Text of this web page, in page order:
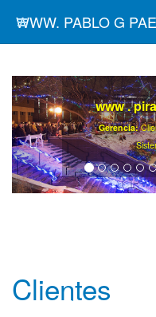
WWW. PABLO G
www .
Gerencia:
Clientes